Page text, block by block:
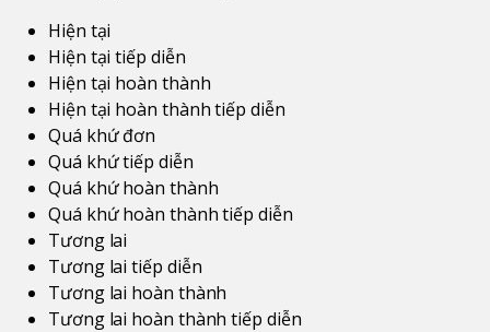
Hiện tại
Hiện tại tiếp diễn
Hiện tại hoàn thành
Hiện tại hoàn thành tiếp diễn
Quá khứ đơn
Quá khứ tiếp diễn
Quá khứ hoàn thành
Quá khứ hoàn thành tiếp diễn
Tương lai
Tương lai tiếp diễn
Tương lai hoàn thành
Tương lai hoàn thành tiếp diễn